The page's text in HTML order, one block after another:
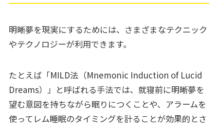
明晰夢を現実にするためには、さまざまなテクニック
やテクノロジーが利用できます。
たとえば「MILD法（Mnemonic Induction of Lucid
Dreams）」と呼ばれる手法では、就寝前に明晰夢を
望む意図を持ちながら眠りにつくことや、アラームを
使ってレム睡眠のタイミングを計ることが効果的とさ